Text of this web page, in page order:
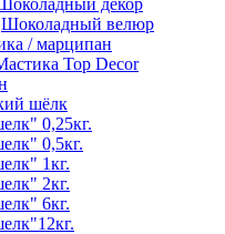
Шоколадный декор
Шоколадный велюр
/ марципан
Top Decor
шёлк
0,25кг.
0,5кг.
1кг.
2кг.
6кг.